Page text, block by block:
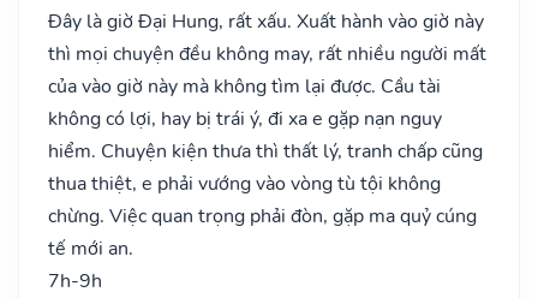
Đây là giờ Đại Hung, rất xấu. Xuất hành vào giờ này
thì mọi chuyện đều không may, rất nhiều người mất
của vào giờ này mà không tìm lại được. Cầu tài
không có lợi, hay bị trái ý, đi xa e gặp nạn nguy
hiểm. Chuyện kiện thưa thì thất lý, tranh chấp cũng
thua thiệt, e phải vướng vào vòng tù tội không
chừng. Việc quan trọng phải đòn, gặp ma quỷ cúng
tế mới an.
7h-9h